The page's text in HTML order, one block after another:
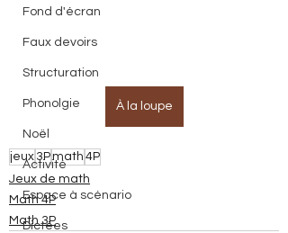
Fond d'écran
Faux devoirs
Structuration
Phonolgie
Noël
Activité
Espace à scénario
Dictées
À la loupe
jeux 3Pmath 4P
Jeux de math
Math 4P
Math 3P